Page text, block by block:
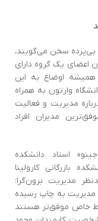
بی‌پرده سخن می‌گویند،
اعضای یک گروه دارای
اوضاع به این
وارتون به همراه
مدیریت و فعالیت
مدیران افراد
استاد دانشکده
بازرگانی کارولینا
مدیریت برون‌گرا:
‌مدیریت به چاپ رسیده
خاص موفق‌تر هستند